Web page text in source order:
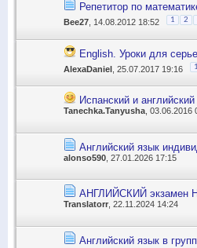
Репетитор по
Bee27 , 14.08.2012 18:52 1 2
English. Уроки для
AlexaDaniel , 25.07.2017 19:16 1
Испанский и
Tanechka.Tanyusha , 03.06.2016
Английский язык
alonso590 , 27.01.2026 17:15
АНГЛИЙСКИЙ экзамен
Translatorr , 22.11.2024 14:24
Английский язык в